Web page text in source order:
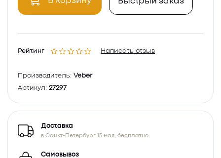
Рейтинг Написать отзыв
Производитель: Veber
Артикул: 27297
Доставка
в Санкт-Петербург 13 мая, бесплатно
Самовывоз